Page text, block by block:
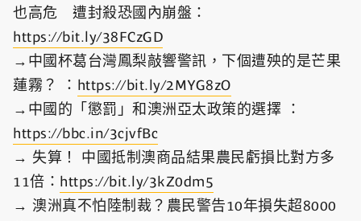
也高危 遭封殺恐國內崩盤：
https://bit.ly/38FCzGD​
→中國杯葛台灣鳳梨敲響警訊，下個遭殃的是芒果
蓮霧？ ： https://bit.ly/2MYG8zO​
→中國的「懲罰」和澳洲亞太政策的選擇 ：
https://bbc.in/3cjvfBc​
→ 失算！ 中國抵制澳商品結果農民虧損比對方多
11倍： https://bit.ly/3kZ0dm5​
→ 澳洲真不怕陸制裁？農民警告10年損失超8000